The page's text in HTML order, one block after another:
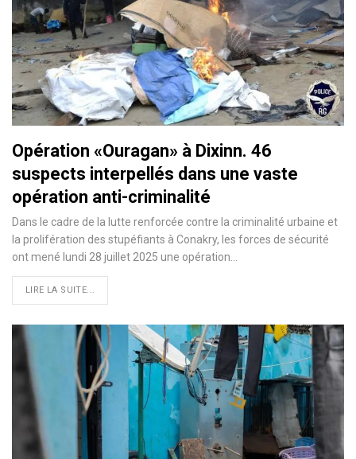
Opération «Ouragan» à Dixinn. 46
suspects interpellés dans une vaste
opération anti-criminalité
Dans le cadre de la lutte renforcée contre la criminalité urbaine et
la prolifération des stupéfiants à Conakry, les forces de sécurité
ont mené lundi 28 juillet 2025 une opération…
LIRE LA SUITE...